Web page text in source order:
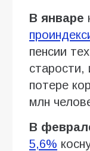
В январе
пенсии
старости,
потере
млн
В
5,6%